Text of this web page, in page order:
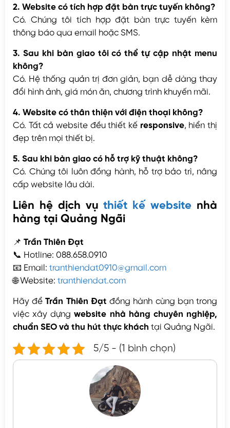
2. Website có tích hợp đặt bàn trực tuyến không?
Có. Chúng tôi tích hợp đặt bàn trực tuyến kèm
thông báo qua email hoặc SMS.
3. Sau khi bàn giao tôi có thể tự cập nhật menu
không?
Có. Hệ thống quản trị đơn giản, bạn dễ dàng thay
đổi hình ảnh, giá món ăn, chương trình khuyến mãi.
4. Website có thân thiện với điện thoại không?
Có. Tất cả website đều thiết kế responsive, hiển thị
đẹp trên mọi thiết bị.
5. Sau khi bàn giao có hỗ trợ kỹ thuật không?
Có. Chúng tôi luôn đồng hành, hỗ trợ bảo trì, nâng
cấp website lâu dài.
Liên hệ dịch vụthiết kế website nhà
hàng tại Quảng Ngãi
📌 Trần Thiên Đạt
📞 Hotline: 088.658.0910
📧 Email: tranthiendat0910@gmail.com
🌐 Website: tranthiendat.com
Hãy đểTrần Thiên Đạt đồng hành cùng bạn trong
việc xây dựngwebsite nhà hàng chuyên nghiệp,
chuẩn SEO và thu hút thực khách tại Quảng Ngãi.
5/5 - (1 bình chọn)